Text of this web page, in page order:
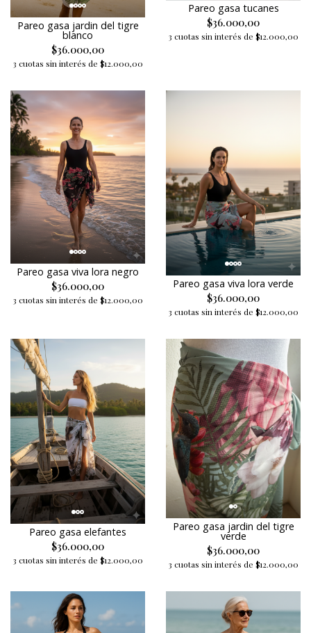
Pareo gasa jardin del tigre
blanco
$36.000,00
3 cuotas sin interés de $12.000,00
Pareo gasa tucanes
$36.000,00
3 cuotas sin interés de $12.000,00
Pareo gasa viva lora negro
$36.000,00
3 cuotas sin interés de $12.000,00
Pareo gasa viva lora verde
$36.000,00
3 cuotas sin interés de $12.000,00
Pareo gasa elefantes
$36.000,00
3 cuotas sin interés de $12.000,00
Pareo gasa jardin del tigre
verde
$36.000,00
3 cuotas sin interés de $12.000,00